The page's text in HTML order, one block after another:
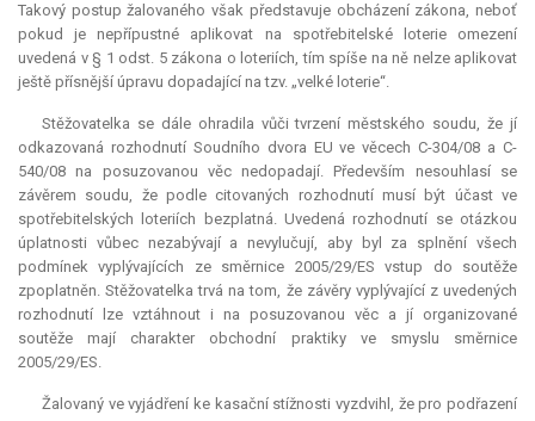
Takový postup žalovaného však představuje obcházení zákona, neboť
pokud je nepřípustné aplikovat na spotřebitelské loterie omezení
uvedená v § 1 odst. 5 zákona o loteriích, tím spíše na ně nelze aplikovat
ještě přísnější úpravu dopadající na tzv. „velké loterie“.
Stěžovatelka se dále ohradila vůči tvrzení městského soudu, že jí
odkazovaná rozhodnutí Soudního dvora EU ve věcech C-304/08 a C-
540/08 na posuzovanou věc nedopadají. Především nesouhlasí se
závěrem soudu, že podle citovaných rozhodnutí musí být účast ve
spotřebitelských loteriích bezplatná. Uvedená rozhodnutí se otázkou
úplatnosti vůbec nezabývají a nevylučují, aby byl za splnění všech
podmínek vyplývajících ze směrnice 2005/29/ES vstup do soutěže
zpoplatněn. Stěžovatelka trvá na tom, že závěry vyplývající z uvedených
rozhodnutí lze vztáhnout i na posuzovanou věc a jí organizované
soutěže mají charakter obchodní praktiky ve smyslu směrnice
2005/29/ES.
Žalovaný ve vyjádření ke kasační stížnosti vyzdvihl, že pro podřazení